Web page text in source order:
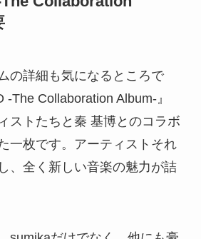
の詳細も気になるところで
-The Collaboration Album-』
ストたちと秦 基博とのコラボ
一枚です。アーティストそれ
、全く新しい音楽の魅力が詰